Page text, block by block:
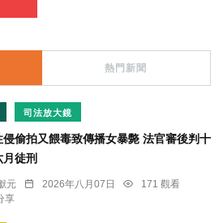
熱門新聞
司法放大鏡
侵偷拍又餵毒致傳播女暴斃 法官審後判十
月徒刑
元 2026年八月07日
171 觀看
享